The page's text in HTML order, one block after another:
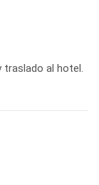
traslado al hotel.